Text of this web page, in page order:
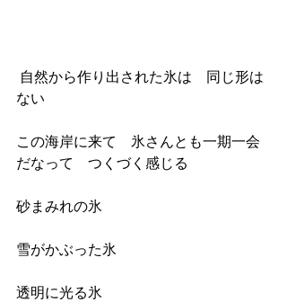
ない
この海岸に来て　氷さんとも一期一会
だなって　つくづく感じる
砂まみれの氷
雪がかぶった氷
透明に光る氷